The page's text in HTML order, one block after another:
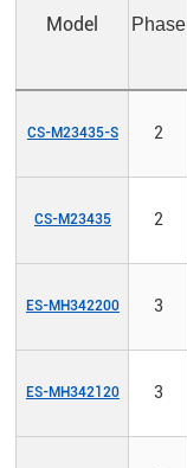
Model Phase
CS-M23435-S 2
CS-M23435 2
ES-MH342200 3
ES-MH342120 3